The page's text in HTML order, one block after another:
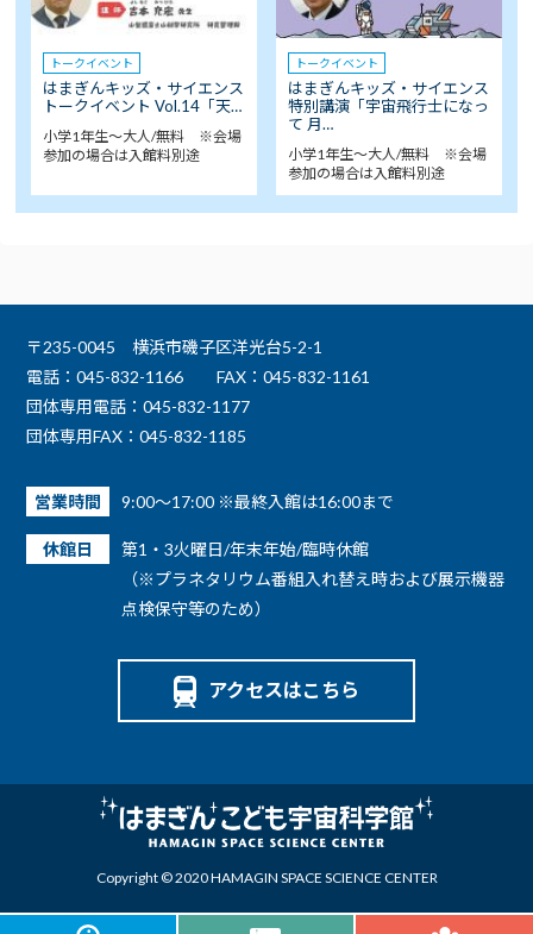
トークイベント
はまぎんキッズ・サイエンス
トークイベント Vol.14「天…
小学1年生～大人/無料 ※会場
参加の場合は入館料別途
トークイベント
はまぎんキッズ・サイエンス
特別講演「宇宙飛行士になっ
て 月…
小学1年生～大人/無料 ※会場
参加の場合は入館料別途
〒235-0045 横浜市磯子区洋光台5-2-1
電話：045-832-1166
FAX：045-832-1161
団体専用電話：045-832-1177
団体専用FAX：045-832-1185
営業時間 9:00～17:00 ※最終入館は16:00まで
休館日
第1・3火曜日/年末年始/臨時休館
（※プラネタリウム番組入れ替え時および展示機器
点検保守等のため）
アクセスはこちら
Copyright © 2020 HAMAGIN SPACE SCIENCE CENTER